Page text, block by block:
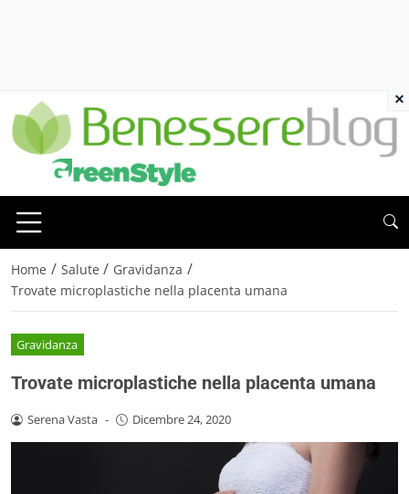
Home / Salute / Gravidanza /
Trovate microplastiche nella placenta umana
Gravidanza
Trovate microplastiche nella placenta umana
Serena Vasta - Dicembre 24, 2020
×